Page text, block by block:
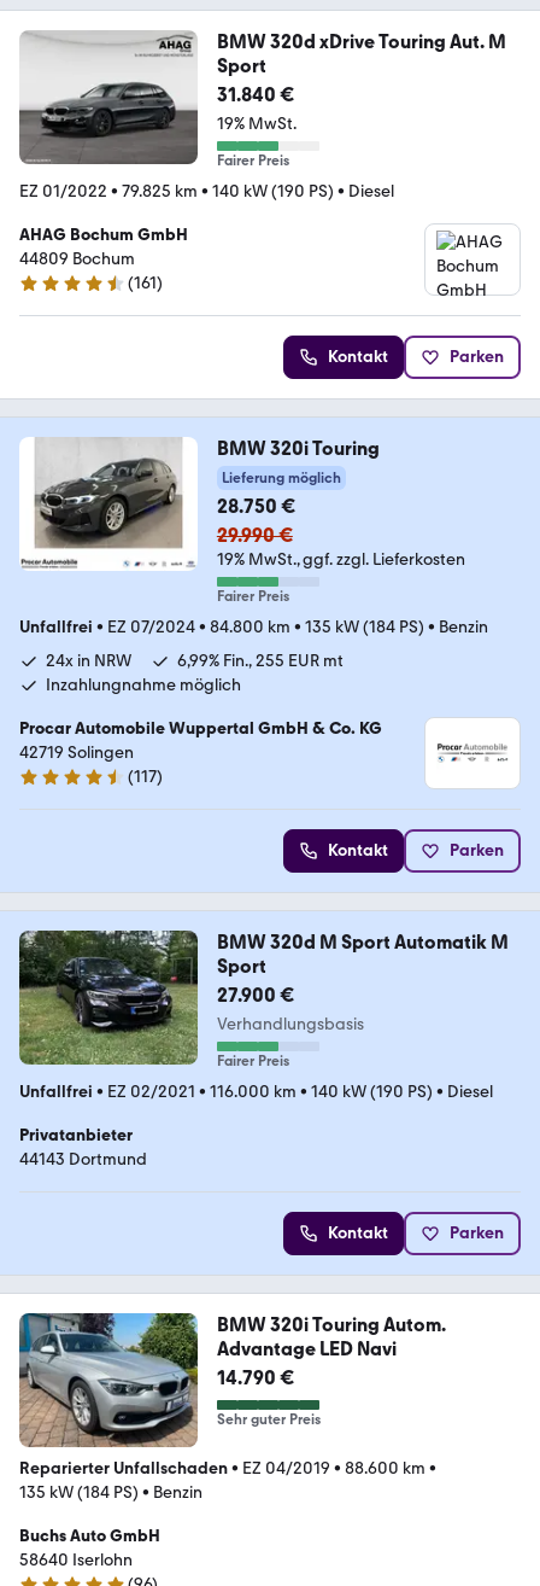
BMW 320d xDrive Touring Aut. M
Sport
31.840 €
19% MwSt.
Fairer Preis
EZ 01/2022 • 79.825 km • 140 kW (190 PS) • Diesel
AHAG Bochum GmbH
44809 Bochum
4.6 Sterne
(161)
Kontakt Parken
BMW 320i Touring
Lieferung möglich
28.750 €
29.990 €
19% MwSt. ggf. zzgl. Lieferkosten
Fairer Preis
Unfallfrei • EZ 07/2024• 84.800 km • 135 kW (184 PS) • Benzin
24x in NRW
6,99% Fin., 255 EUR mt
Inzahlungnahme möglich
Procar Automobile Wuppertal GmbH & Co. KG
42719 Solingen
4.6 Sterne
(117)
Kontakt Parken
BMW 320d M Sport Automatik M
Sport
27.900 €
Verhandlungsbasis
Fairer Preis
Unfallfrei • EZ 02/2021 • 116.000 km • 140 kW (190 PS) • Diesel
Privatanbieter
44143 Dortmund
Kontakt Parken
BMW 320i Touring Autom.
Advantage LED Navi
14.790 €
Sehr guter Preis
Reparierter Unfallschaden• EZ 04/2019 • 88.600 km •
135 kW (184 PS) • Benzin
Buchs Auto GmbH
58640 Iserlohn